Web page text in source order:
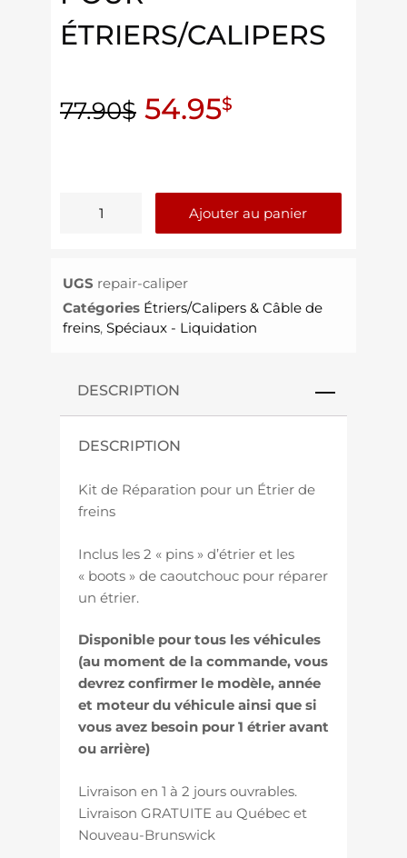
ÉTRIERS/CALIPERS
77.90$ 54.95$
Ajouter au panier
UGS repair-caliper
Catégories Étriers/Calipers & Câble de
freins,Spéciaux - Liquidation
DESCRIPTION
DESCRIPTION
Kit de Réparation pour un Étrier de
freins
Inclus les 2 « pins » d’étrier et les
« boots » de caoutchouc pour réparer
un étrier.
Disponible pour tous les véhicules
(au moment de la commande, vous
devrez confirmer le modèle, année
et moteur du véhicule ainsi que si
vous avez besoin pour 1 étrier avant
ou arrière)
Livraison en 1 à 2 jours ouvrables.
Livraison GRATUITE au Québec et
Nouveau-Brunswick